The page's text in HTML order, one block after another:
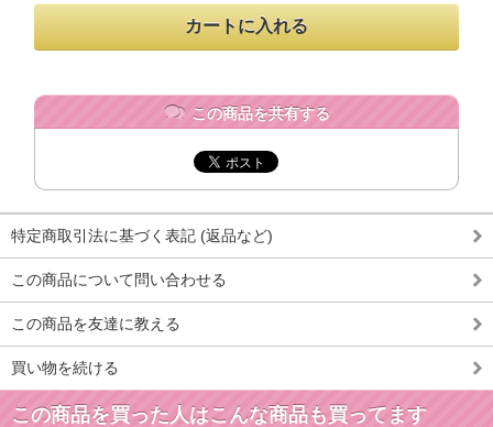
この商品を共有する
特定商取引法に基づく表記 (返品など)
この商品について問い合わせる
この商品を友達に教える
買い物を続ける
この商品を買った人はこんな商品も買ってます